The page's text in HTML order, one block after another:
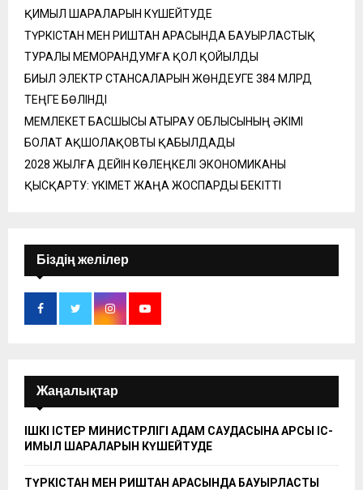
ҚИМЫЛ ШАРАЛАРЫН КҮШЕЙТУДЕ
ТҮРКІСТАН МЕН РИШТАН АРАСЫНДА БАУЫРЛАСТЫҚ
ТУРАЛЫ МЕМОРАНДУМҒА ҚОЛ ҚОЙЫЛДЫ
БИЫЛ ЭЛЕКТР СТАНСАЛАРЫН ЖӨНДЕУГЕ 384 МЛРД
ТЕҢГЕ БӨЛІНДІ
МЕМЛЕКЕТ БАСШЫСЫ АТЫРАУ ОБЛЫСЫНЫҢ ӘКІМІ
БОЛАТ АҚШОЛАҚОВТЫ ҚАБЫЛДАДЫ
2028 ЖЫЛҒА ДЕЙІН КӨЛЕҢКЕЛІ ЭКОНОМИКАНЫ
ҚЫСҚАРТУ: ҮКІМЕТ ЖАҢА ЖОСПАРДЫ БЕКІТТІ
Біздің желілер
Жаңалықтар
ІШКІ ІСТЕР МИНИСТРЛІГІ АДАМ САУДАСЫНА ҚАРСЫ ІС-
ҚИМЫЛ ШАРАЛАРЫН КҮШЕЙТУДЕ
ТҮРКІСТАН МЕН РИШТАН АРАСЫНДА БАУЫРЛАСТЫҚ